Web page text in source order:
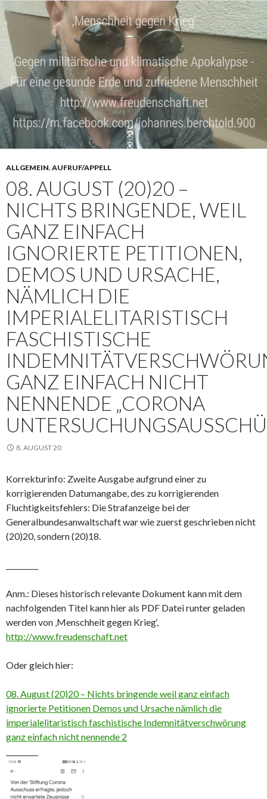
ALLGEMEIN, AUFRUF/APPELL
08. AUGUST (20)20 –
NICHTS BRINGENDE, WEIL
GANZ EINFACH
IGNORIERTE PETITIONEN,
DEMOS UND URSACHE,
NÄMLICH DIE
IMPERIALELITARISTISCH
FASCHISTISCHE
GANZ EINFACH NICHT
NENNENDE „CORONA
8. AUGUST 20
Korrekturinfo: Zweite Ausgabe aufgrund einer zu
korrigierenden Datumangabe, des zu korrigierenden
Fluchtigkeitsfehlers: Die Strafanzeige bei der
Generalbundesanwaltschaft war wie zuerst geschrieben nicht
(20)20, sondern (20)18.
Anm.: Dieses historisch relevante Dokument kann mit dem
nachfolgenden Titel kann hier als PDF Datei runter geladen
werden von ‚Menschheit gegen Krieg‘,
http://www.freudenschaft.net
Oder gleich hier:
08. August (20)20 – Nichts bringende weil ganz einfach
ignorierte Petitionen Demos und Ursache nämlich die
imperialelitaristisch faschistische Indemnitätverschwörung
ganz einfach nicht nennende 2